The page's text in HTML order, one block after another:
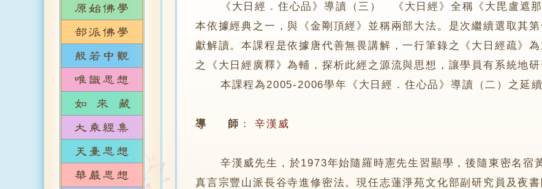
《大日經．住心品》導讀（三） 《大日經》全稱《大毘盧遮
本依據經典之一，與《金剛頂經》並稱兩部大法。是次繼續選取其
獻解讀。本課程是依據唐代善無畏講解，一行筆錄之《大日經疏》
之《大日經廣釋》為輔，探析此經之源流與思想，讓學員有系統地
本課程為2005-2006學年《大日經．住心品》導讀（二）之延續
導 師 ： 辛漢威
辛漢威先生，於1973年始隨羅時憲先生習顯學，後隨東密名宿
真言宗豐山派長谷寺進修密法。現任志蓮淨苑文化部副研究員及夜書